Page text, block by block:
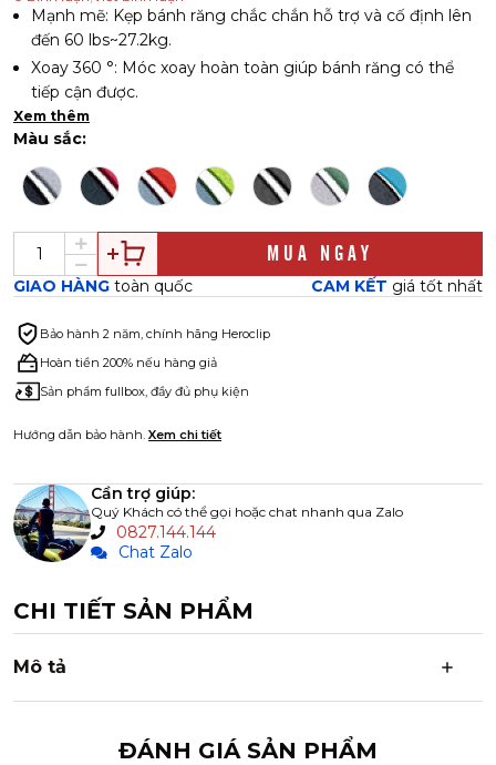
Cần trợ giúp:
Quý Khách có thể gọi hoặc chat nhanh qua Zalo
0827.144.144
Chat Zalo
Mạnh mẽ: Kẹp bánh răng chắc chắn hỗ trợ và cố định lên
đến 60 lbs~27.2kg.
Xoay 360 °: Móc xoay hoàn toàn giúp bánh răng có thể
tiếp cận được.
Kích thước 9.53 x 7.62 cm, mở rộng 63.5 cm, trọng lượng
56.7g.
Các khớp xoay: Treo đồ của bạn từ hầu hết các ngóc
ngách.
cho đến khi cần thiết.
Sản phẩm này không được thiết kế để leo núi!
American design! Hàng nhập chính hãng từ Mỹ.
Xem thêm
Màu sắc:
MUA NGAY
GIAO HÀNG toàn quốc CAM KẾT giá tốt nhất
Bảo hành 2 năm, chính hãng Heroclip
Hoàn tiền 200% nếu hàng giả
Sản phẩm fullbox, đầy đủ phụ kiện
Hướng dẫn bảo hành. Xem chi tiết
CHI TIẾT SẢN PHẨM
Mô tả
ĐÁNH GIÁ SẢN PHẨM